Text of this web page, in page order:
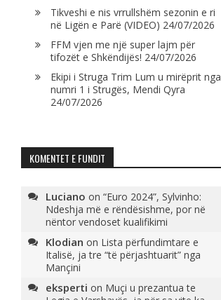
Tikveshi e nis vrrullshëm sezonin e ri
në Ligën e Parë (VIDEO) 24/07/2026
FFM vjen me një super lajm për
tifozët e Shkëndijës! 24/07/2026
Ekipi i Struga Trim Lum u mirëprit nga
numri 1 i Strugës, Mendi Qyra
24/07/2026
KOMENTET E FUNDIT
Luciano on “Euro 2024”, Sylvinho:
Ndeshja më e rëndësishme, por në
nëntor vendoset kualifikimi
Klodian on Lista përfundimtare e
Italisë, ja tre “të përjashtuarit” nga
Mançini
eksperti on Muçi u prezantua te